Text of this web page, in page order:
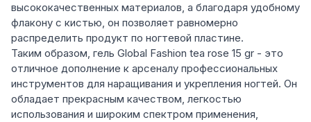
высококачественных материалов, а благодаря удобному
флакону с кистью, он позволяет равномерно
распределить продукт по ногтевой пластине.
Таким образом, гель Global Fashion tea rose 15 gr - это
отличное дополнение к арсеналу профессиональных
инструментов для наращивания и укрепления ногтей. Он
обладает прекрасным качеством, легкостью
использования и широким спектром применения,